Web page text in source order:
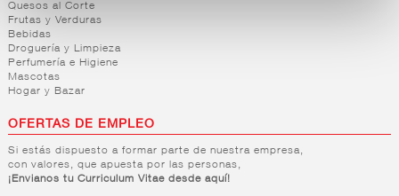
Quesos al Corte
Frutas y Verduras
Bebidas
Droguería y Limpieza
Perfumería e Higiene
Mascotas
Hogar y Bazar
OFERTAS DE EMPLEO
Si estás dispuesto a formar parte de nuestra empresa,
con valores, que apuesta por las personas,
¡Envianos tu Curriculum Vitae desde aquí!